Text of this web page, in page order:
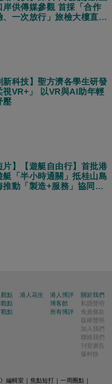
岸供傳媒參觀 首採「合作
、一次放行」旅檢大樓直連
新科技】聖方濟各學生研發
視VR+」 以VR與AI助年輕
壓
片】【遊艇自由行】首批港
艇「半小時通關」抵桂山島
推動「製造+服務」協同發
點
點
觀點
港人花生
港人博評
博客館
所有博評
關於我們
私隱聲明
免責條款
版權聲明
加入我們
聯絡我們
刊登廣告
爆料快
編輯室 焦點短打 一周圈點